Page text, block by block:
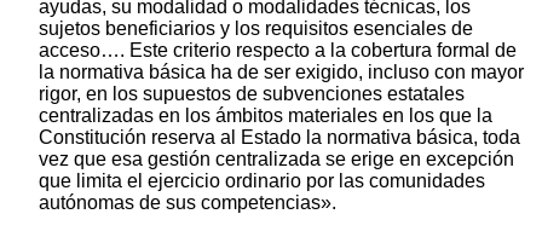
ayudas, su modalidad o modalidades técnicas, los
sujetos beneficiarios y los requisitos esenciales de
acceso…. Este criterio respecto a la cobertura formal de
la normativa básica ha de ser exigido, incluso con mayor
rigor, en los supuestos de subvenciones estatales
centralizadas en los ámbitos materiales en los que la
Constitución reserva al Estado la normativa básica, toda
vez que esa gestión centralizada se erige en excepción
que limita el ejercicio ordinario por las comunidades
autónomas de sus competencias».